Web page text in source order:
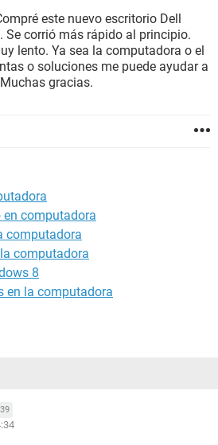
este nuevo escritorio Dell
Se corrió más rápido al principio.
lento. Ya sea la computadora o el
o soluciones me puede ayudar a
gracias.
en computadora
computadora
computadora
8
en la computadora
39